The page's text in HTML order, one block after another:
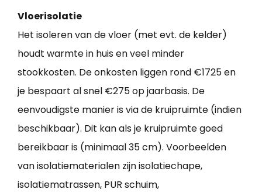
Vloerisolatie
Het isoleren van de vloer (met evt. de kelder)
houdt warmte in huis en veel minder
stookkosten. De onkosten liggen rond €1725 en
je bespaart al snel €275 op jaarbasis. De
eenvoudigste manier is via de kruipruimte (indien
beschikbaar). Dit kan als je kruipruimte goed
bereikbaar is (minimaal 35 cm). Voorbeelden
van isolatiematerialen zijn isolatiechape,
isolatiematrassen, PUR schuim,